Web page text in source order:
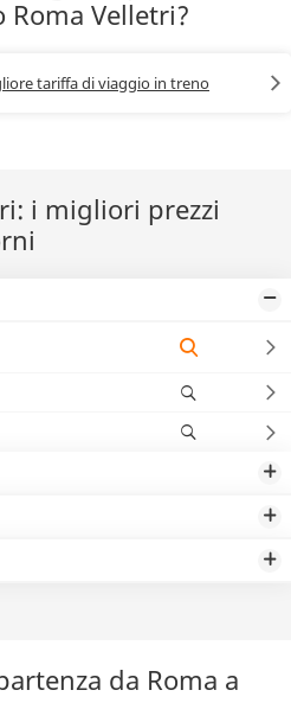
Velletri?
tariffa di viaggio in treno
i migliori prezzi
da Roma a